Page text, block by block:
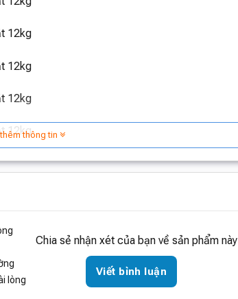
thông tin
lòng
Chia sẻ nhận xét của bạn về sản phẩm này
Viết bình luận